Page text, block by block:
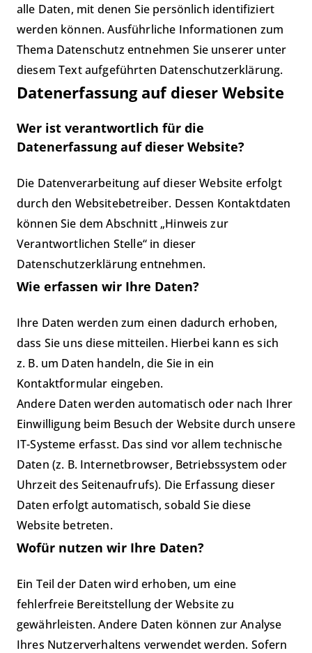
alle Daten, mit denen Sie persönlich identifiziert
werden können. Ausführliche Informationen zum
Thema Datenschutz entnehmen Sie unserer unter
diesem Text aufgeführten Datenschutzerklärung.
Datenerfassung auf dieser Website
Wer ist verantwortlich für die
Datenerfassung auf dieser Website?
Die Datenverarbeitung auf dieser Website erfolgt
durch den Websitebetreiber. Dessen Kontaktdaten
können Sie dem Abschnitt „Hinweis zur
Verantwortlichen Stelle“ in dieser
Datenschutzerklärung entnehmen.
Wie erfassen wir Ihre Daten?
Ihre Daten werden zum einen dadurch erhoben,
dass Sie uns diese mitteilen. Hierbei kann es sich
z. B. um Daten handeln, die Sie in ein
Kontaktformular eingeben.
Andere Daten werden automatisch oder nach Ihrer
Einwilligung beim Besuch der Website durch unsere
IT-Systeme erfasst. Das sind vor allem technische
Daten (z. B. Internetbrowser, Betriebssystem oder
Uhrzeit des Seitenaufrufs). Die Erfassung dieser
Daten erfolgt automatisch, sobald Sie diese
Website betreten.
Wofür nutzen wir Ihre Daten?
Ein Teil der Daten wird erhoben, um eine
fehlerfreie Bereitstellung der Website zu
gewährleisten. Andere Daten können zur Analyse
Ihres Nutzerverhaltens verwendet werden. Sofern